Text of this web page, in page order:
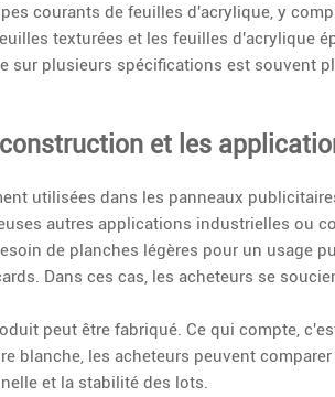
courants de feuilles d'acrylique, y
texturées et les feuilles d'acrylique
sur plusieurs spécifications est souvent
et les
utilisées dans les panneaux
autres applications industrielles ou
de planches légères pour un usage
Dans ces cas, les acheteurs se
peut être fabriqué. Ce qui compte,
blanche, les acheteurs peuvent
et la stabilité des lots.